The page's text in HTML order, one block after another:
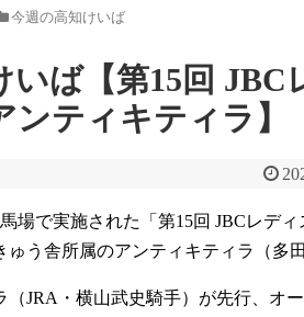
今週の高知けいば
いば【第15回 JBC
ンティキティラ】
場で実施された「第15回 JBCレデ
う舎所属のアンティキティラ（多
（JRA・横山武史騎手）が先行、オ